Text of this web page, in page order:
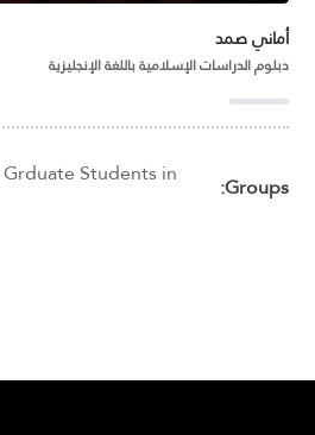
أماني صمد
دبلوم الدراسات الإسلامية باللغة الإنجليزية
Groups:
Grduate Students in